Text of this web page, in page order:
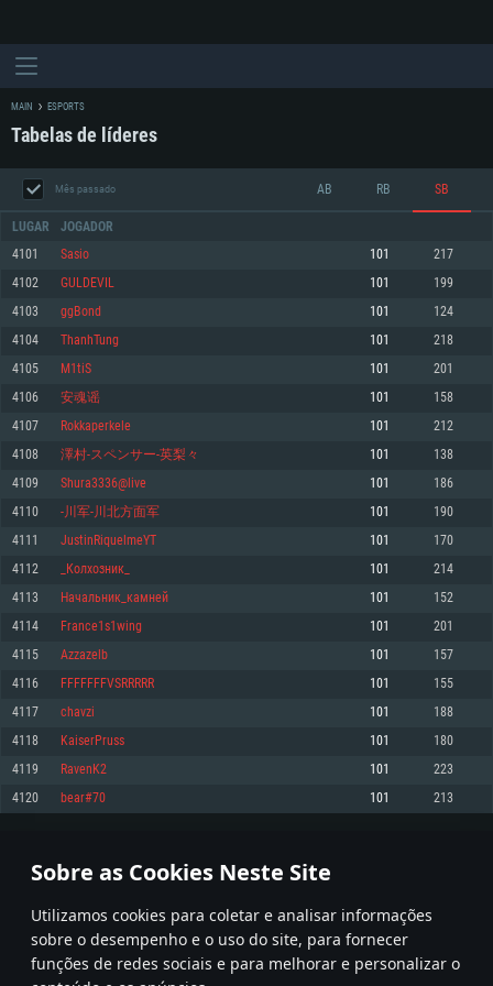
Sobre as Cookies Neste Site
Utilizamos cookies para coletar e analisar informações
sobre o desempenho e o uso do site, para fornecer
funções de redes sociais e para melhorar e personalizar o
REQUERIMENTOS DE SISTEMA
Mínimo
Sistema Operativo: Windows 10 (64 bit)
Processador: Dual-Core 2.2 GHz
Memória: 4GB
Placa Gráfica: Placa com DirectX 11: AMD Radeon 77XX / NVIDIA GeForce
GTX 660. Resolução mínima suportada: 720p
Network: Internet de banda larga.
Disco: 23,1 GB
Recomendado
superior, Radeon RX 570 ou superior
Disco: 75,9 GB
Mínimo
Sistema Operativo: Mac OS Big Sur 11.0 ou versão mais recente
Processador: Core i5 2.2GHz mínimo (Intel Xeon não suportado)
Memória: 6 GB
Placa Gráfica: Intel Iris Pro 5200 (Mac), equivalentes AMD/Nvidia para Mac.
Resolução mínima suportada: 720p com suporte Metal.
Network: Internet de banda larga.
Disco: 21,5 GB
Recomendado
Network: Internet de banda larga.
Mínimo
Sistema Operativo: Distribuições mais modernas do Linux de 64bit
Processador: Dual-Core 2.4 GHz
Memória: 4 GB
Placa Gráfica: NVIDIA 660 com os drivers mais recentes (não mais de 6
meses) / equivalentes AMD com os drivers mais recentes com suporte
Vulkan (não mais de 6 meses); Resolução mínima suportada: 720p.
Network: Internet de banda larga.
Disco: 21,5 GB
Recomendado
Sistema Operativo: Ubuntu 20.04 64bit
Processador: Intel Core i7
Memória: 16 GB
Placa Gráfica: NVIDIA 1060 com os drivers mais recentes (não mais de 6
meses) / equivalentes AMD (Radeon RX 570) com os drivers mais recentes
Network: Internet de banda larga.
MAIN ESPORTS
Tabelas de líderes
Mês passado AB RB SB
LUGAR JOGADOR
4101 Sasio 101 217
4102 GULDEVIL 101 199
4103 ggBond 101 124
4104 ThanhTung 101 218
4105 M1tiS 101 201
4106 安魂谣 101 158
4107 Rokkaperkele 101 212
4108 澤村-スペンサー-英梨々 101 138
4109 Shura3336@live 101 186
4110 -川军-川北方面军 101 190
4111 JustinRiquelmeYT 101 170
4112 _Колхозник_ 101 214
4113 Начальник_камней 101 152
4114 France1s1wing 101 201
4115 Azzazelb 101 157
4116 FFFFFFFVSRRRRR 101 155
4117 chavzi 101 188
4118 KaiserPruss 101 180
4119 RavenK2 101 223
4120 bear#70 101 213